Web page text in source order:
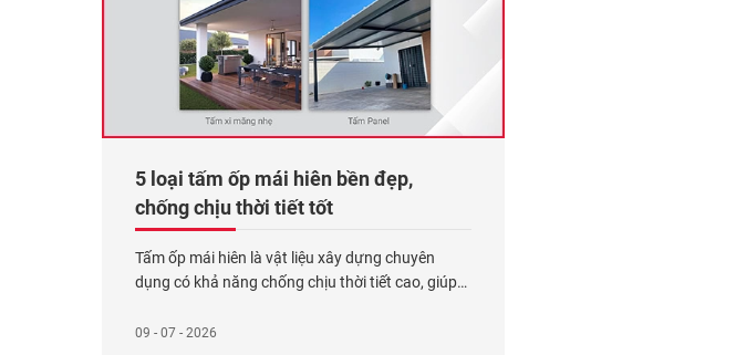
5 loại tấm ốp mái hiên bền đẹp,
chống chịu thời tiết tốt
Tấm ốp mái hiên là vật liệu xây dựng chuyên
dụng có khả năng chống chịu thời tiết cao, giúp
công trình. Có 5 loại tấm ốp phổ biến: Gỗ nhựa
09 - 07 - 2026